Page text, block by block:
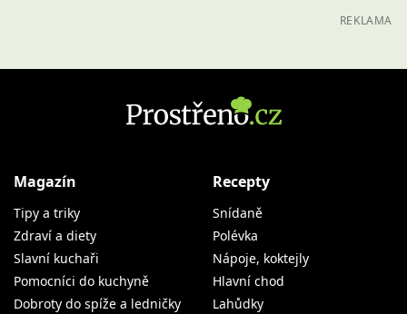
REKLAMA
Magazín
Tipy a triky
Zdraví a diety
Slavní kuchaři
Pomocníci do kuchyně
Dobroty do spíže a ledničky
Recepty
Snídaně
Polévka
Nápoje, koktejly
Hlavní chod
Lahůdky